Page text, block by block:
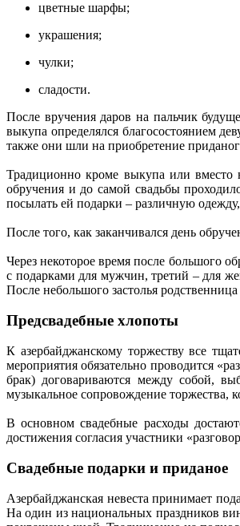
цветные шарфы;
украшения;
чулки;
сладости.
После вручения даров на пальчик
выкупа определялся благосостоянием
также они шли на приобретение
Традиционно кроме выкупа или вместо
обручения и до самой свадьбы
посылать ей подарки – различную
После того, как заканчивался день
Через некоторое время после большого
с подарками для мужчин, третий – для
После небольшого застолья
Предсвадебные хлопоты
К азербайджанскому торжеству все
мероприятия обязательно проводится
брак) договариваются между собой,
музыкальное сопровождение торжества,
В основном свадебные расходы
достижения согласия участники
Свадебные подарки и приданое
Азербайджанская невеста принимает
На один из национальных праздников